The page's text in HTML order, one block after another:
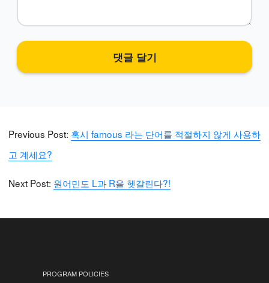
Previous Post: 혹시 famous 라는 단어를 적절하지 않게 사용하
고 계세요?
Next Post: 원어민도 L과 R을 헷갈린다?!
PROGRAM POLICIES